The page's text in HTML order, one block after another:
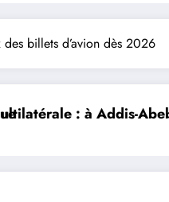
billets d’avion dès 2026
Mme Nialé Kaba
𝐉𝐎𝐉 𝐃𝐀𝐊𝐀𝐑